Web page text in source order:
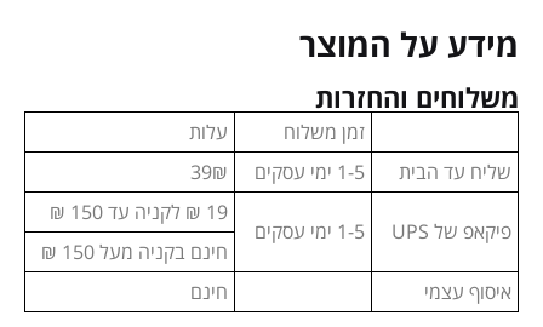
מידע על המוצר
משלוחים והחזרות
זמן משלוח
עלות
שליח עד הבית
1-5 ימי עסקים 39₪
פיקאפ של UPS 1-5 ימי עסקים
19 ₪ לקניה עד 150 ₪
חינם בקניה מעל 150 ₪
איסוף עצמי
חינם